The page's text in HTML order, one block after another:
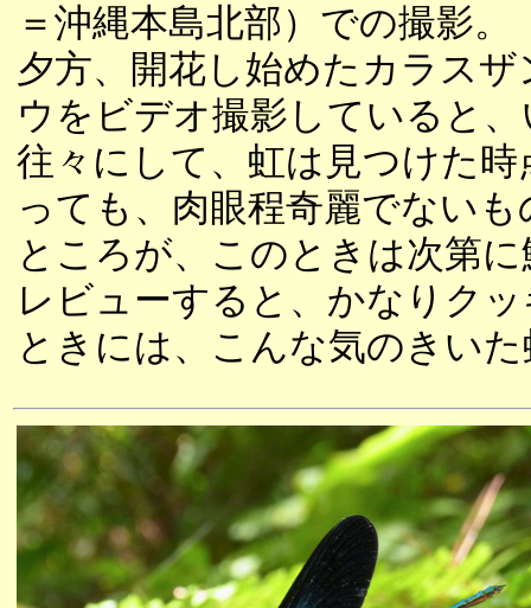
＝沖縄本島北部）での撮影。
夕方、開花し始めたカラス
ウをビデオ撮影していると
往々にして、虹は見つけた
っても、肉眼程奇麗でない
ところが、このときは次第
レビューすると、かなりク
ときには、こんな気のきい